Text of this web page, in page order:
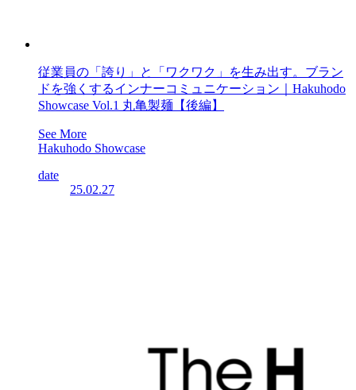
従業員の「誇り」と「ワクワク」を生み出す。ブラン
ドを強くするインナーコミュニケーション｜Hakuhodo
Showcase Vol.1 丸亀製麺【後編】
See More
Hakuhodo Showcase
date
25.02.27